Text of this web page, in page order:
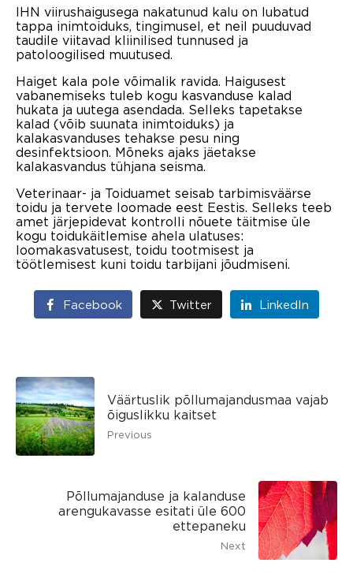
IHN viirushaigusega nakatunud kalu on lubatud
tappa inimtoiduks, tingimusel, et neil puuduvad
taudile viitavad kliinilised tunnused ja
patoloogilised muutused.
Haiget kala pole võimalik ravida. Haigusest
vabanemiseks tuleb kogu kasvanduse kalad
hukata ja uutega asendada. Selleks tapetakse
kalad (võib suunata inimtoiduks) ja
kalakasvanduses tehakse pesu ning
desinfektsioon. Mõneks ajaks jäetakse
kalakasvandus tühjana seisma.
Veterinaar- ja Toiduamet seisab tarbimisväärse
toidu ja tervete loomade eest Eestis. Selleks teeb
amet järjepidevat kontrolli nõuete täitmise üle
kogu toidukäitlemise ahela ulatuses:
loomakasvatusest, toidu tootmisest ja
töötlemisest kuni toidu tarbijani jõudmiseni.
Facebook Twitter LinkedIn
Väärtuslik põllumajandusmaa vajab
õiguslikku kaitset
Previous
Põllumajanduse ja kalanduse
arengukavasse esitati üle 600
ettepaneku
Next